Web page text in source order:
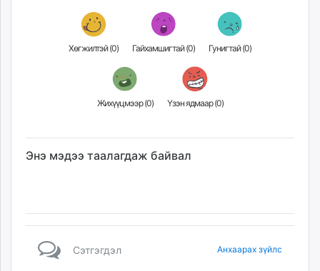
Хөгжилтэй (0) Гайхамшигтай (0) Гунигтай (0)
Жихүүцмээр (0) Үзэн ядмаар (0)
Энэ мэдээ таалагдаж байвал
Сэтгэгдэл Анхаарах зүйлс